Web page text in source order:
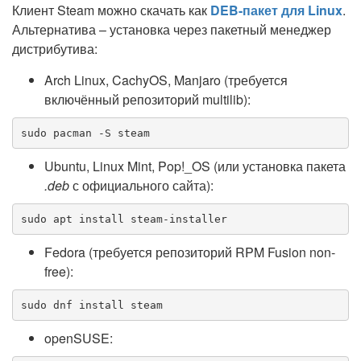
Клиент Steam можно скачать как DEB-пакет для Linux.
Альтернатива – установка через пакетный менеджер
дистрибутива:
Arch Linux, CachyOS, Manjaro (требуется
включённый репозиторий multilib):
sudo pacman -S steam
Ubuntu, Linux Mint, Pop!_OS (или установка пакета
.debс официального сайта):
sudo apt install steam-installer
Fedora (требуется репозиторий RPM Fusion non-
free):
sudo dnf install steam
openSUSE: